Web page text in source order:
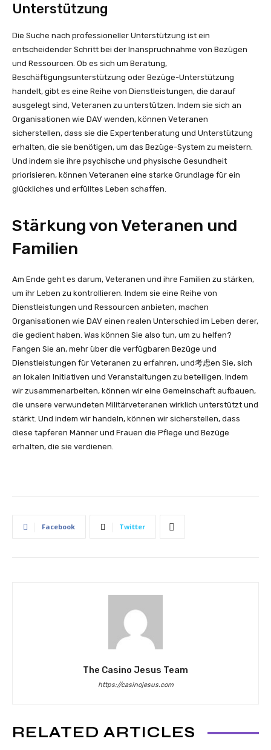
Unterstützung
Die Suche nach professioneller Unterstützung ist ein
entscheidender Schritt bei der Inanspruchnahme von Bezügen
und Ressourcen. Ob es sich um Beratung,
Beschäftigungsunterstützung oder Bezüge-Unterstützung
handelt, gibt es eine Reihe von Dienstleistungen, die darauf
ausgelegt sind, Veteranen zu unterstützen. Indem sie sich an
Organisationen wie DAV wenden, können Veteranen
sicherstellen, dass sie die Expertenberatung und Unterstützung
erhalten, die sie benötigen, um das Bezüge-System zu meistern.
Und indem sie ihre psychische und physische Gesundheit
priorisieren, können Veteranen eine starke Grundlage für ein
glückliches und erfülltes Leben schaffen.
Stärkung von Veteranen und
Familien
Am Ende geht es darum, Veteranen und ihre Familien zu stärken,
um ihr Leben zu kontrollieren. Indem sie eine Reihe von
Dienstleistungen und Ressourcen anbieten, machen
Organisationen wie DAV einen realen Unterschied im Leben derer,
die gedient haben. Was können Sie also tun, um zu helfen?
Fangen Sie an, mehr über die verfügbaren Bezüge und
Dienstleistungen für Veteranen zu erfahren, und考虑en Sie, sich
an lokalen Initiativen und Veranstaltungen zu beteiligen. Indem
wir zusammenarbeiten, können wir eine Gemeinschaft aufbauen,
die unsere verwundeten Militärveteranen wirklich unterstützt und
stärkt. Und indem wir handeln, können wir sicherstellen, dass
diese tapferen Männer und Frauen die Pflege und Bezüge
erhalten, die sie verdienen.
Facebook Twitter
The Casino Jesus Team
https://casinojesus.com
RELATED ARTICLES